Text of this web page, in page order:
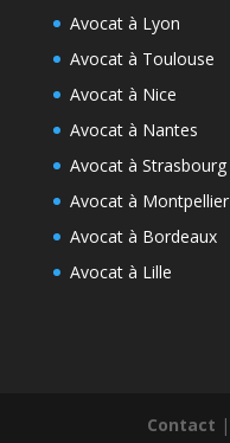
Avocat à Lyon
Avocat à Toulouse
Avocat à Nice
Avocat à Nantes
Avocat à Strasbourg
Avocat à Montpellier
Avocat à Bordeaux
Avocat à Lille
Contact |